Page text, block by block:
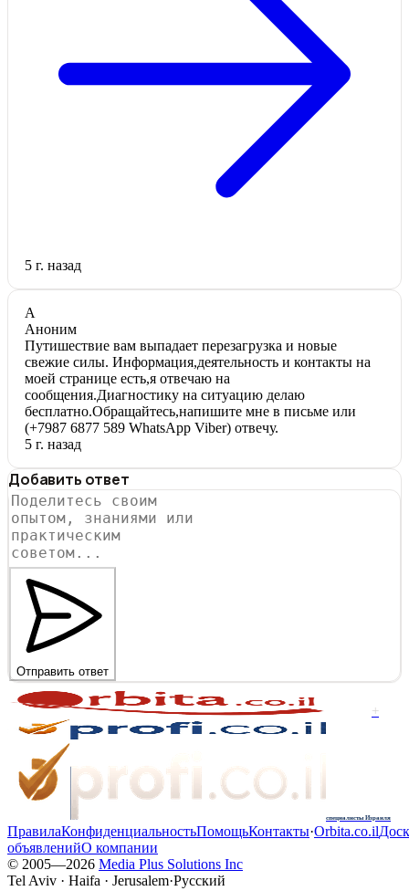
5 г. назад
А
Аноним
Путишествие вам выпадает перезагрузка и новые
свежие силы. Информация,деятельность и контакты на
моей странице есть,я отвечаю на
сообщения.Диагностику на ситуацию делаю
бесплатно.Обращайтесь,напишите мне в письме или
(+7987 6877 589 WhatsApp Viber) отвечу.
5 г. назад
Добавить ответ
Отправить ответ
+
специалисты Израиля
ПравилаКонфиденциальностьПомощьКонтакты·Orbita.co.il
объявленийО компании
© 2005—2026 Media Plus Solutions Inc
Tel Aviv · Haifa · Jerusalem·Русский